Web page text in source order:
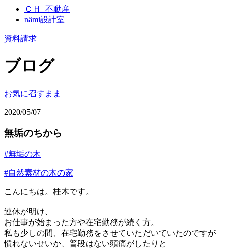
ＣＨ+不動産
nämi設計室
資料請求
ブログ
お気に召すまま
2020/05/07
無垢のちから
#無垢の木
#自然素材の木の家
こんにちは。桂木です。
連休が明け、
お仕事が始まった方や在宅勤務が続く方。
私も少しの間、在宅勤務をさせていただいていたのですが
慣れないせいか、普段はない頭痛がしたりと